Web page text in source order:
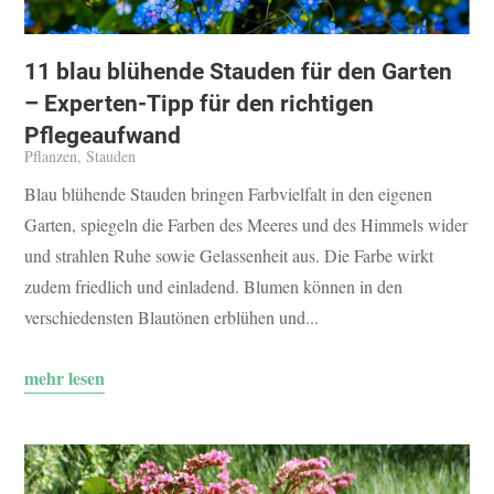
11 blau blühende Stauden für den Garten
– Experten-Tipp für den richtigen
Pflegeaufwand
Pflanzen,Stauden
Blau blühende Stauden bringen Farbvielfalt in den eigenen
Garten, spiegeln die Farben des Meeres und des Himmels wider
und strahlen Ruhe sowie Gelassenheit aus. Die Farbe wirkt
zudem friedlich und einladend. Blumen können in den
verschiedensten Blautönen erblühen und...
mehr lesen